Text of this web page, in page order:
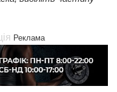
Реклама